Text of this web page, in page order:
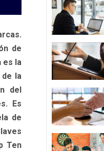
de
es la
la
del
Es
de
Ten